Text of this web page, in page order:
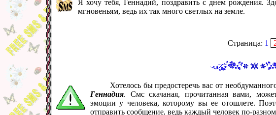
Я хочу тебя, Геннадий, поздравить с днем рождения.
мгновеньям, ведь их так много светлых на земле.
Страница: 1
Хотелось бы предостеречь вас от
Геннадия. Смс скачаная, прочитанная вами,
эмоции у человека, которому вы ее отошлете.
отправить сообщение, ведь каждый человек по-